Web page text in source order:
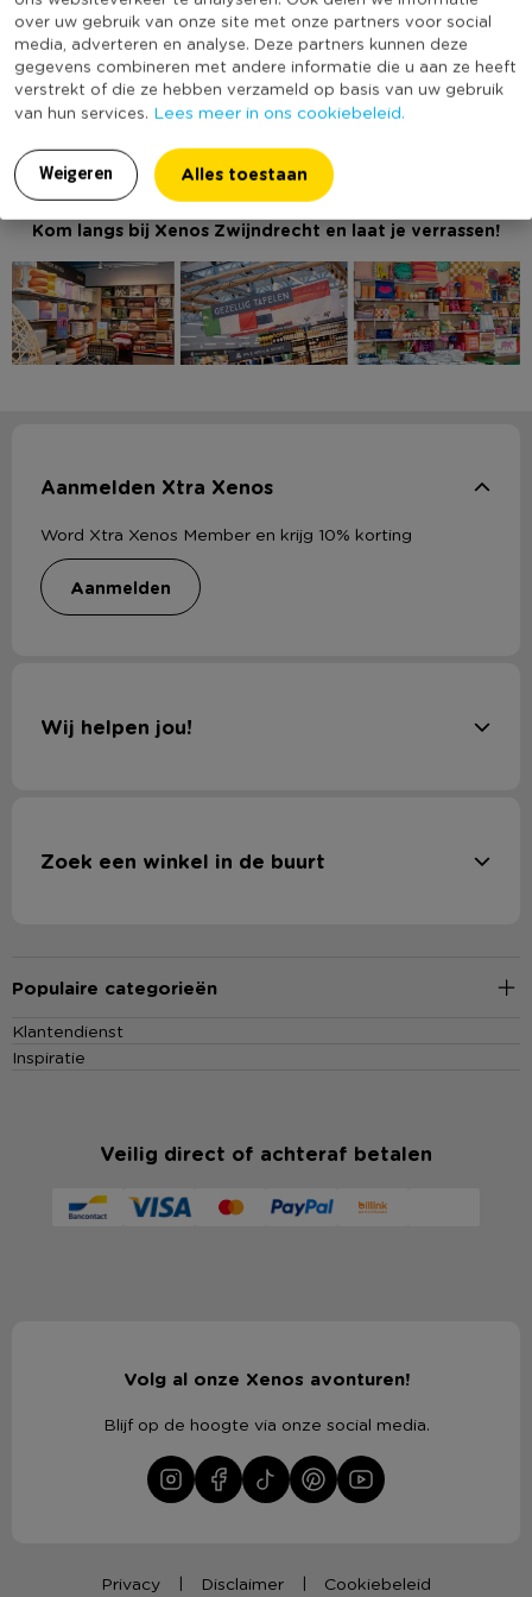
over uw gebruik van onze site met onze partners voor social
media, adverteren en analyse. Deze partners kunnen deze
gegevens combineren met andere informatie die u aan ze heeft
verstrekt of die ze hebben verzameld op basis van uw gebruik
van hun services. Lees meer in ons cookiebeleid.
Weigeren Alles toestaan
Of je nu op zoek bent naar stijlvolle woondecoratie, handige
keukenaccessoires, feestelijke tafelversiering, creatieve
hobbymaterialen of originele cadeaus: bij Xenos Zwijndrecht
collecties, laat je inspireren en shop de leukste acties en
aanbiedingen.
Kom langs bij Xenos Zwijndrecht en laat je verrassen!
Aanmelden Xtra Xenos
Word Xtra Xenos Member en krijg 10% korting
aanmelden
Wij helpen jou!
Zoek een winkel in de buurt
Populaire categorieën
Klantendienst
Inspiratie
Veilig direct of achteraf betalen
Volg al onze Xenos avonturen!
Blijf op de hoogte via onze social media.
Privacy Disclaimer Cookiebeleid